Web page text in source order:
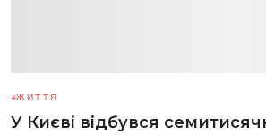
ЖИТТЯ
У Києві відбувся